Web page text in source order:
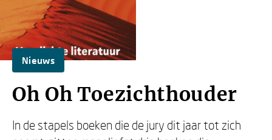
Nieuws
Oh Oh Toezichthouder
In de stapels boeken die de jury dit jaar tot zich